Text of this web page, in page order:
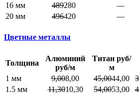
16 мм
489280 —
20 мм
496420 —
Цветные металлы
Толщина
Алюминий
руб/м
Титан руб/
м
1 мм
9,008,00 45,0044,00
1.5 мм
11,3010,30 54,0053,00